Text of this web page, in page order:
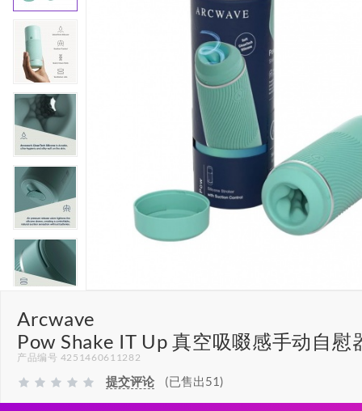
Arcwave
Pow Shake IT Up 真空吸啜感手动自慰
产品编号 4251460611282
提交评论 (已售出51)